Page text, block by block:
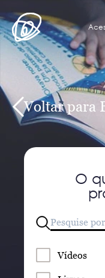
Voltar para
O
Vídeos